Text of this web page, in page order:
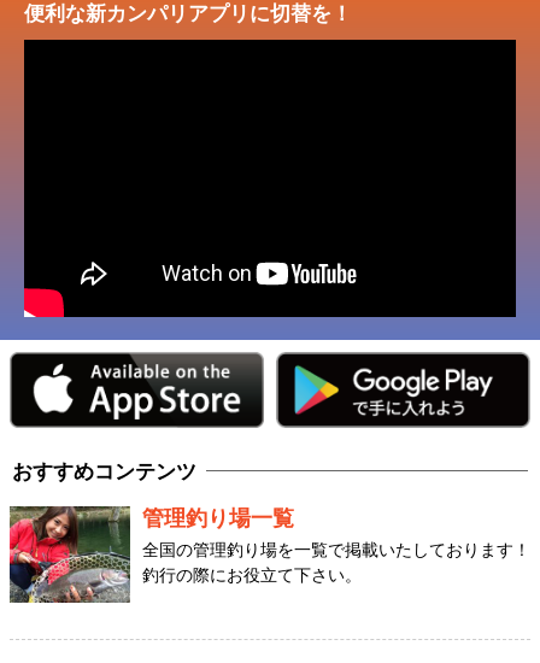
便利な新カンパリアプリに切替を！
おすすめコンテンツ
管理釣り場一覧
全国の管理釣り場を一覧で掲載いたしております！
釣行の際にお役立て下さい。